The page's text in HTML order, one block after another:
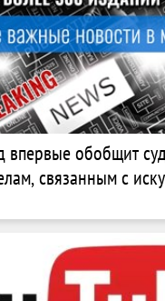
впервые обобщит
связанным с